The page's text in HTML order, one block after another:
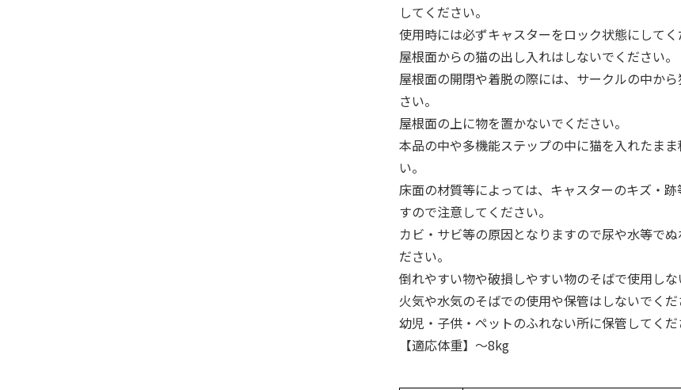
してください。
使用時には必ずキャスターをロック状態にしてく
屋根面からの猫の出し入れはしないでください。
屋根面の開閉や着脱の際には、サークルの中か
さい。
屋根面の上に物を置かないでください。
本品の中や多機能ステップの中に猫を入れたま
い。
床面の材質等によっては、キャスターのキズ・
すので注意してください。
カビ・サビ等の原因となりますので尿や水等で
ださい。
倒れやすい物や破損しやすい物のそばで使用しな
火気や水気のそばでの使用や保管はしないでくだ
幼児・子供・ペットのふれない所に保管してくだ
【適応体重】～8kg